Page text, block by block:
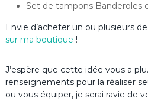
Set de tampons Banderoles
Envie d’acheter un ou plusieurs
sur ma boutique !
J’espère que cette idée vous a
renseignements pour la réaliser
ou vous équiper, je serai ravie de